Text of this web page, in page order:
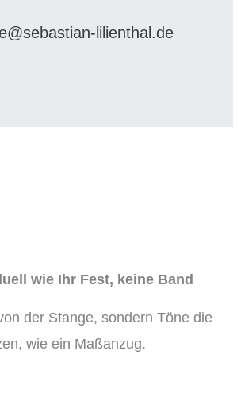
lilienthal.de
wie Ihr Fest, keine Band
der Stange, sondern Töne die
wie ein Maßanzug.